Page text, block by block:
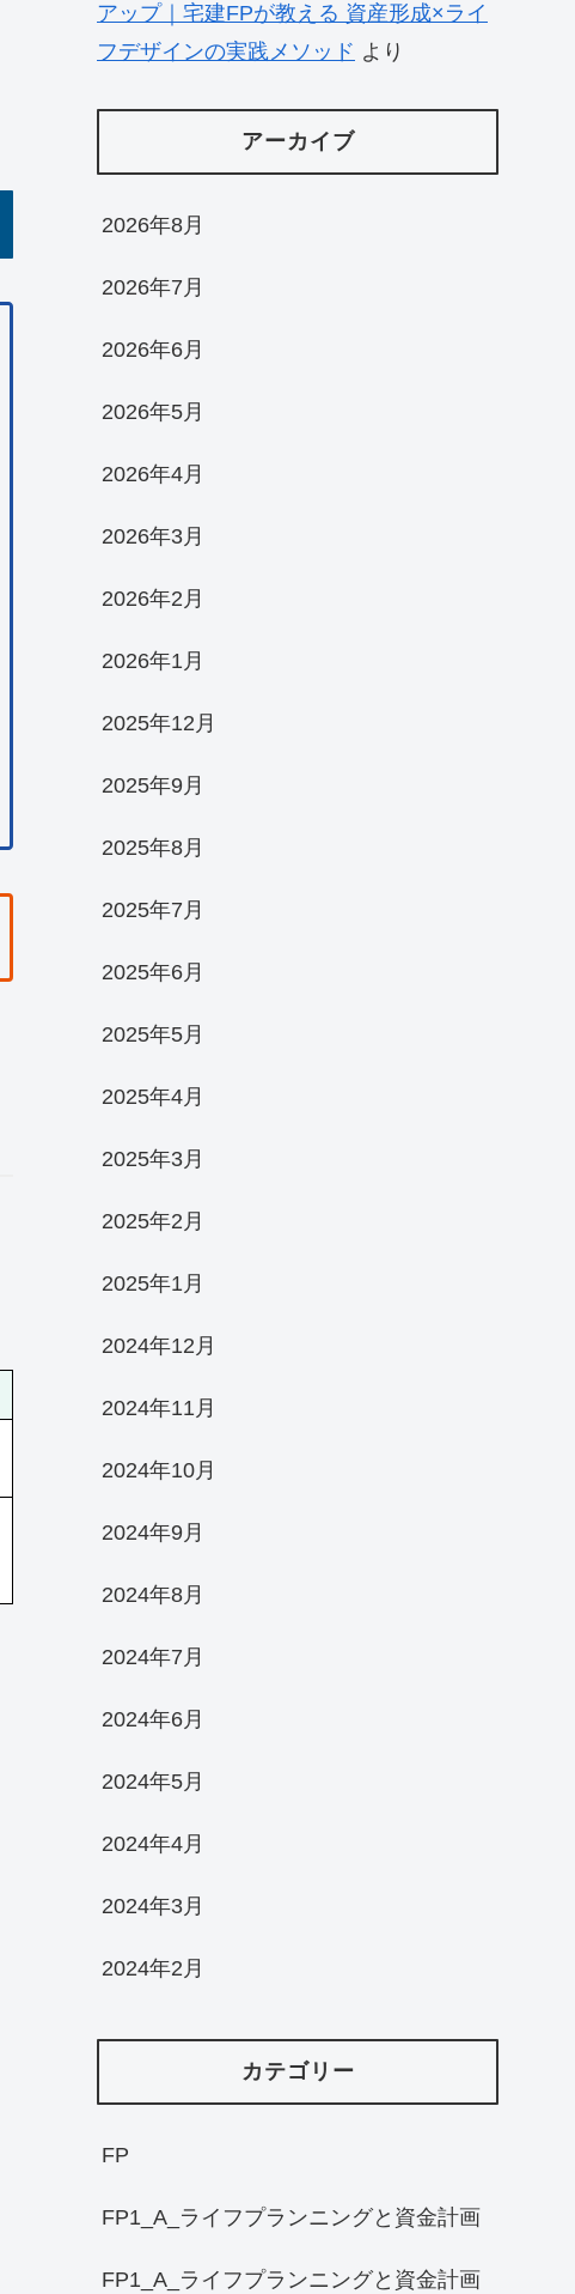
アップ｜宅建FPが教える 資産形成×ライ
フデザインの実践メソッド より
アーカイブ
2026年8月
2026年7月
2026年6月
2026年5月
2026年4月
2026年3月
2026年2月
2026年1月
2025年12月
2025年9月
2025年8月
2025年7月
2025年6月
2025年5月
2025年4月
2025年3月
2025年2月
2025年1月
2024年12月
2024年11月
2024年10月
2024年9月
2024年8月
2024年7月
2024年6月
2024年5月
2024年4月
2024年3月
2024年2月
カテゴリー
FP
FP1_A_ライフプランニングと資金計画
FP1_A_ライフプランニングと資金計画